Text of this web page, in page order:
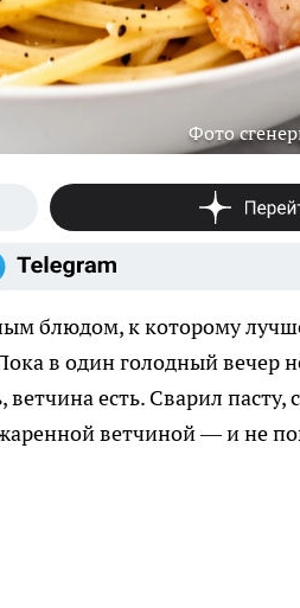
Фото
блюдом, к которому
в один голодный вечер
есть. Сварил
ветчиной — и не